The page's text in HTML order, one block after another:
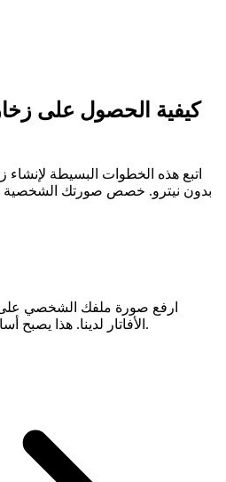
كيفية الحصول على
اتبع هذه الخطوات البسيطة لإنشاء
بدون نيترو. خصص صورتك الشخصية
ارفع صورة ملفك الشخصي على
الأفاتار لدينا. هذا يصبح أساس زخرفة ديسكورد المجانية.